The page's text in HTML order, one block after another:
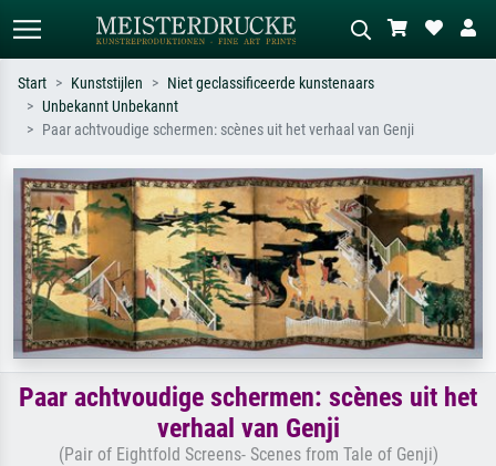
Standaard zoeken AI-beeldzoeker
Monet, Sterrennacht, impressionisme,
Hokusai-golf, naakt.
weide, abstract met veel rood, donker
olieverfschilderij, staand naakt naast
een boom.
Start Kunststijlen
Niet geclassificeerde kunstenaars
Unbekannt Unbekannt
Paar achtvoudige schermen: scènes uit het verhaal van Genji
Paar achtvoudige schermen: scènes uit het
verhaal van Genji
(Pair of Eightfold Screens- Scenes from Tale of Genji)